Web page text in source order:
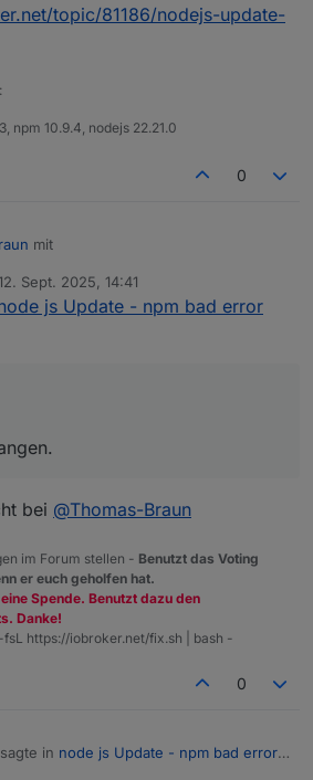
topic/81186/nodejs-update-
npm 10.9.4, nodejs 22.21.0
0
mit
anfangen. Von zu Hause kann ich
posten. Bis später.
Sept. 2025, 14:41
von
js Update - npm bad error
bei @Thomas-Braun
im Forum stellen - Benutzt das Voting
er euch geholfen hat.
Spende. Benutzt dazu den
Danke!
https://iobroker.net/fix.sh | bash -
0
sagte in node js Update - npm bad error